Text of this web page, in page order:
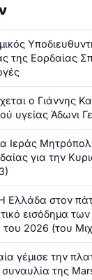
της Εορδαίας
ο Γιάννης
υγείας Άδωνι
Ιεράς
για την
Ελλάδα στον
εισόδημα των
του 2026 (του
γέμισε την
της